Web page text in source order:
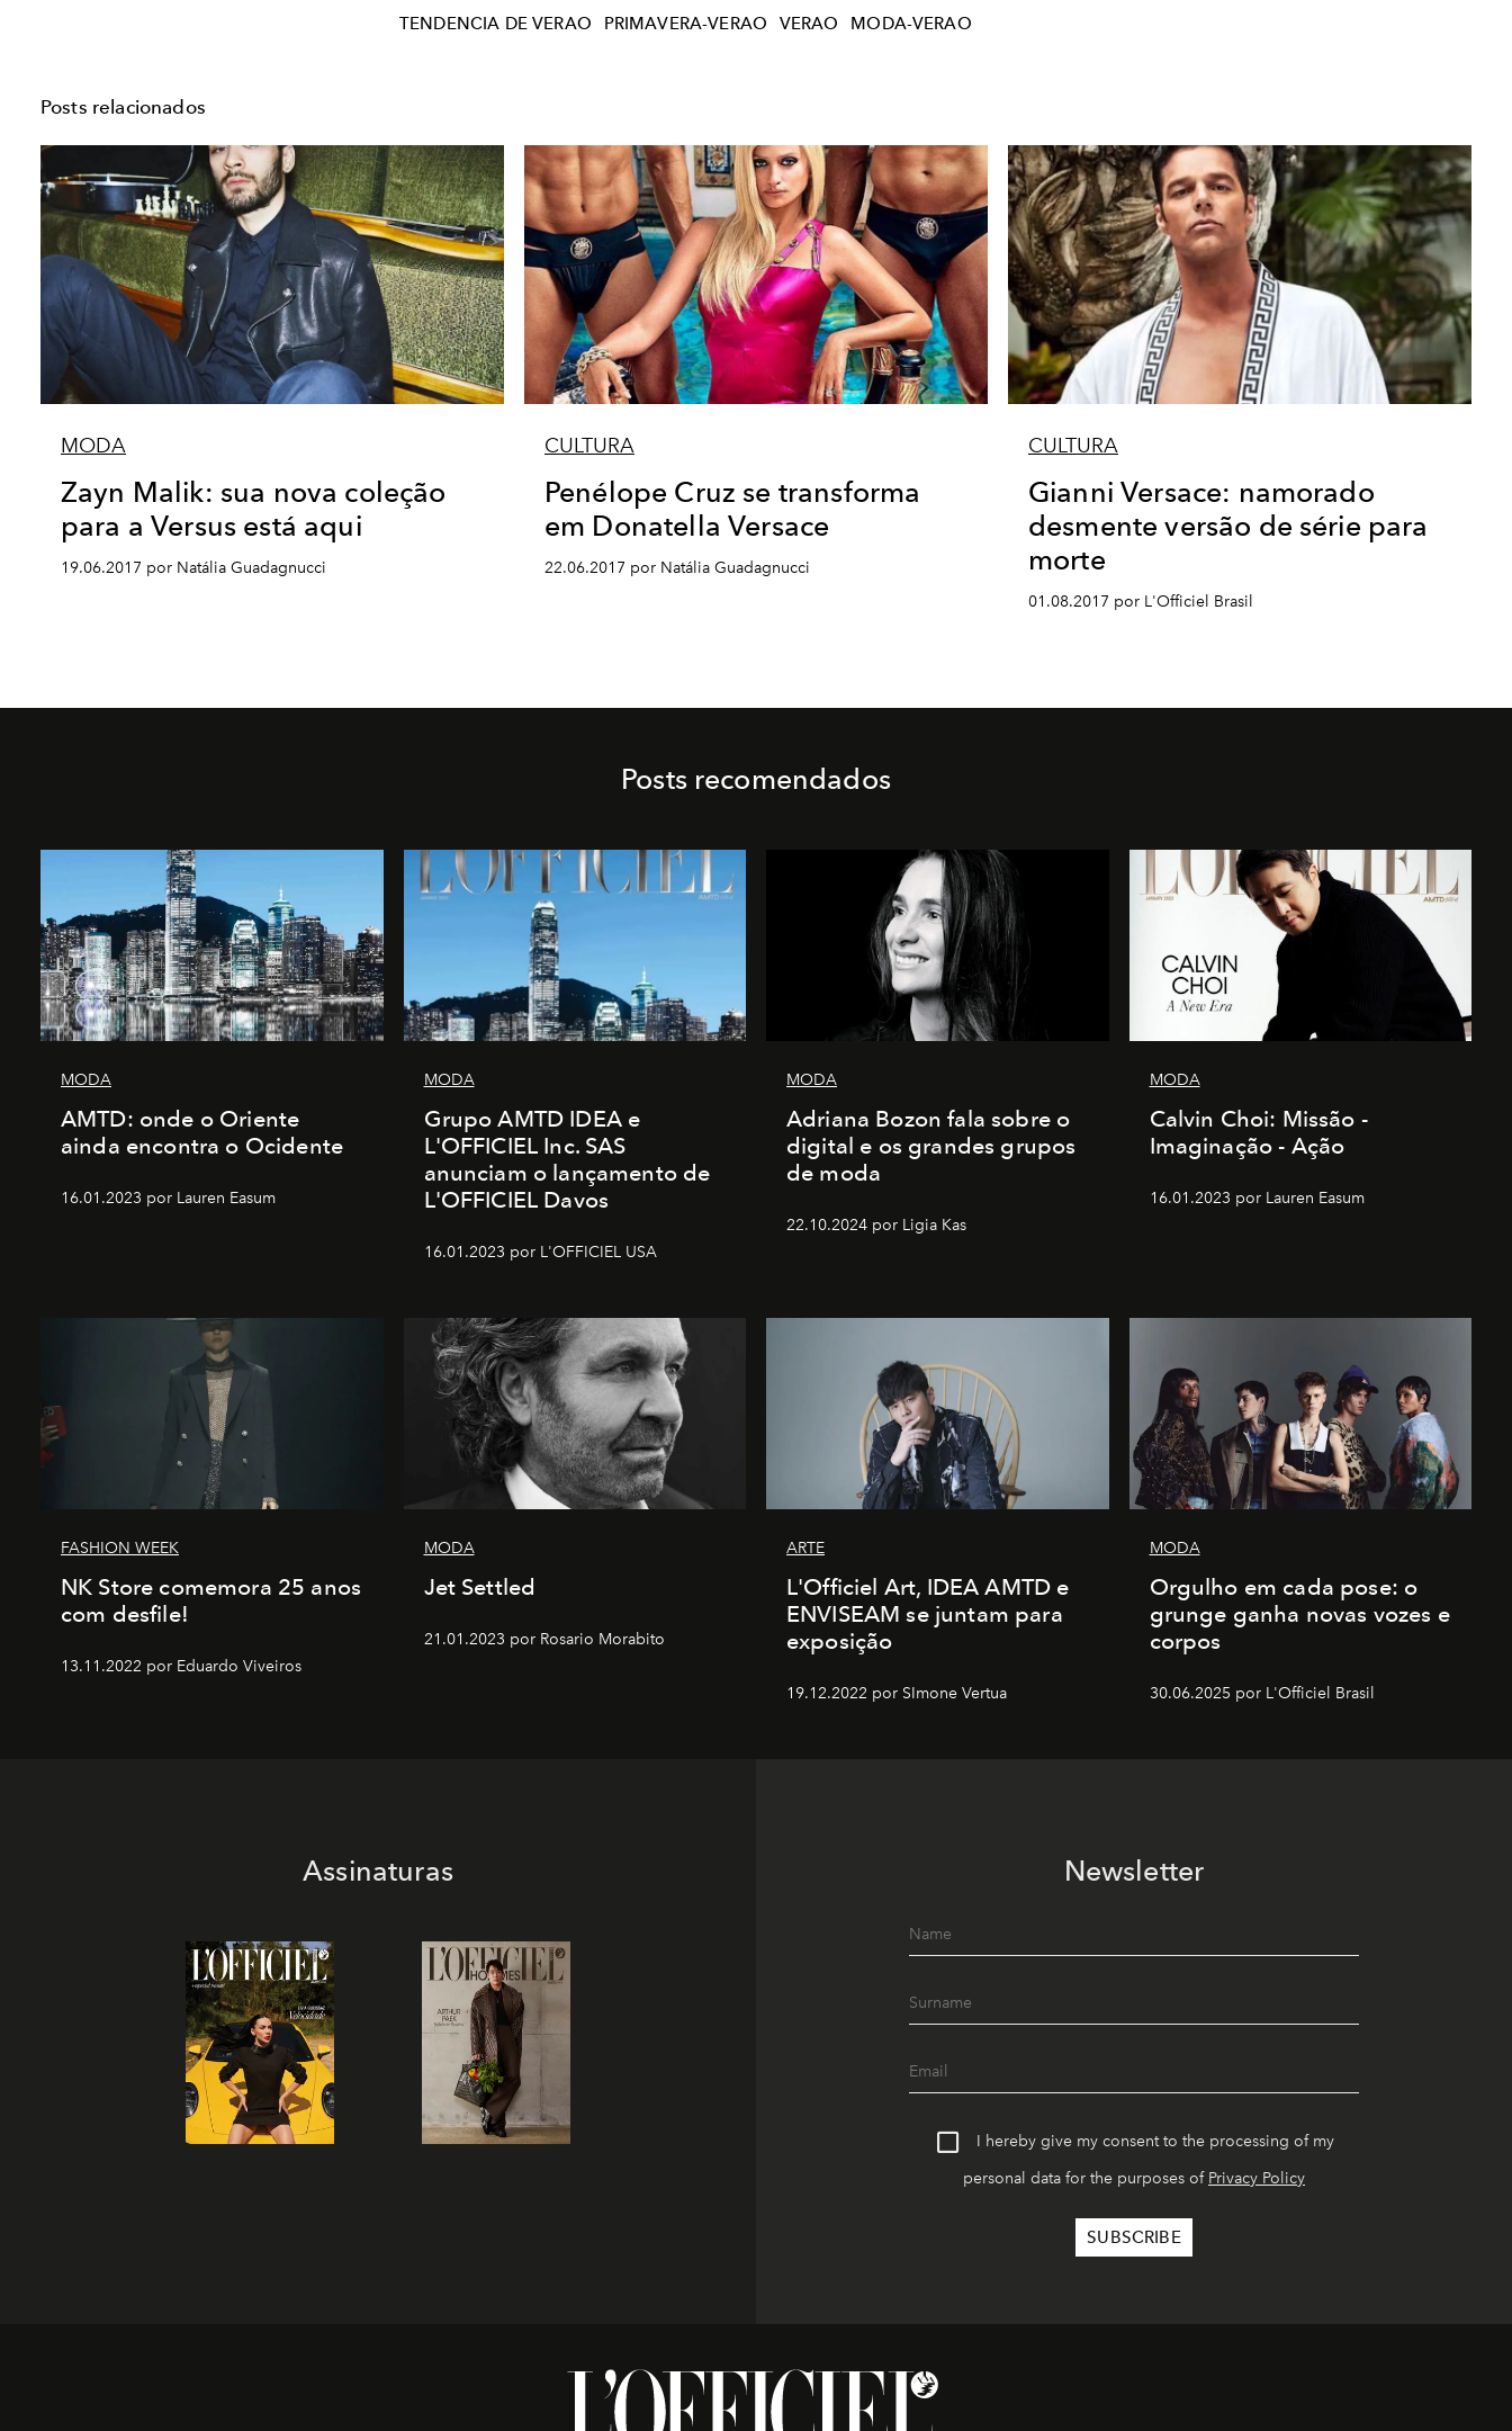
TENDENCIA DE VERAO
PRIMAVERA-VERAO VERAO MODA-VERAO
Posts relacionados
MODA
Zayn Malik: sua nova coleção
para a Versus está aqui
19.06.2017 por Natália Guadagnucci
CULTURA
Penélope Cruz se transforma
em Donatella Versace
22.06.2017 por Natália Guadagnucci
CULTURA
Gianni Versace: namorado
desmente versão de série para
morte
01.08.2017 por L'Officiel Brasil
Posts recomendados
MODA
AMTD: onde o Oriente
ainda encontra o Ocidente
16.01.2023 por Lauren Easum
MODA
Grupo AMTD IDEA e
L'OFFICIEL Inc. SAS
anunciam o lançamento de
L'OFFICIEL Davos
16.01.2023 por L'OFFICIEL USA
MODA
Adriana Bozon fala sobre o
digital e os grandes grupos
de moda
22.10.2024 por Ligia Kas
MODA
Calvin Choi: Missão -
Imaginação - Ação
16.01.2023 por Lauren Easum
FASHION WEEK
NK Store comemora 25 anos
com desfile!
13.11.2022 por Eduardo Viveiros
MODA
Jet Settled
21.01.2023 por Rosario Morabito
ARTE
L'Officiel Art, IDEA AMTD e
ENVISEAM se juntam para
exposição
19.12.2022 por SImone Vertua
MODA
Orgulho em cada pose: o
grunge ganha novas vozes e
corpos
30.06.2025 por L'Officiel Brasil
Assinaturas Newsletter
I hereby give my consent to the processing of my
personal data for the purposes of Privacy Policy